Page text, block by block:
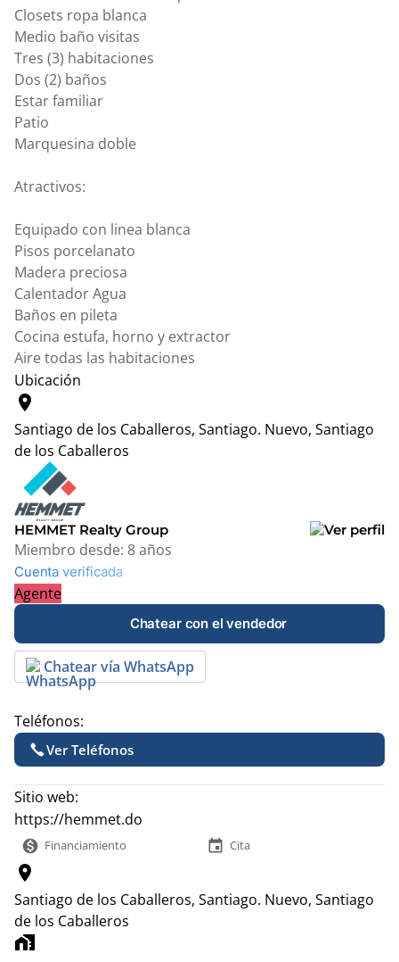
Closets ropa blanca
Medio baño visitas
Tres (3) habitaciones
Dos (2) baños
Estar familiar
Patio
Marquesina doble
Atractivos:
Equipado con linea blanca
Pisos porcelanato
Madera preciosa
Calentador Agua
Baños en pileta
Cocina estufa, horno y extractor
Aire todas las habitaciones
Ubicación
location_on
Santiago de los Caballeros, Santiago. Nuevo, Santiago
de los Caballeros
+
−
HEMMET Realty Group
Miembro desde: 8 años
Cuenta verificada
Agente
Chatear con el vendedor
Chatear vía WhatsApp
Teléfonos:
Ver Teléfonos
Sitio web:
https://hemmet.do
monetization_on Financiamiento event Cita
location_on
Santiago de los Caballeros, Santiago. Nuevo, Santiago
de los Caballeros
home_work